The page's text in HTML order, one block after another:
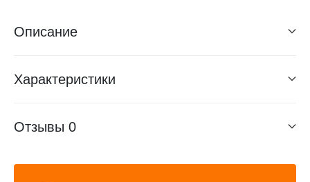
Описание
Характеристики
Отзывы 0